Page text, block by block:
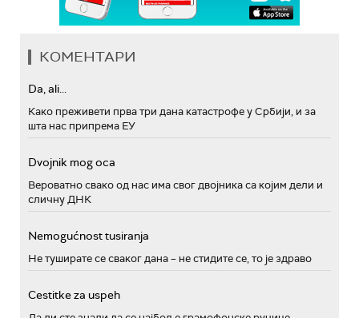
КОМЕНТАРИ
Da, ali...
Како преживети прва три дана катастрофе у Србији, и за
шта нас припрема ЕУ
Dvojnik mog oca
Вероватно свако од нас има свог двојника са којим дели и
сличну ДНК
Nemogućnost tusiranja
Не туширате се сваког дана – не стидите се, то је здраво
Cestitke za uspeh